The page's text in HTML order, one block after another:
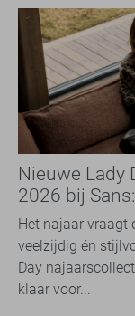
Nieuwe Lady
2026 bij
travelkwaliteit
Het najaar vraagt
veelzijdig én
Day
klaar voor...